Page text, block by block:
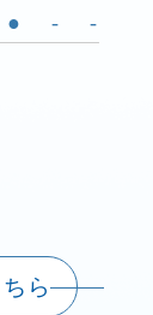
● - -
ら